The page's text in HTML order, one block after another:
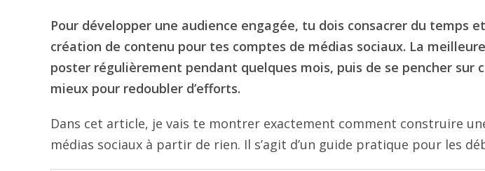
Pour développer une audience engagée, tu dois consacrer du temps
création de contenu pour tes comptes de médias sociaux. La
poster régulièrement pendant quelques mois, puis de se pencher sur
mieux pour redoubler d’efforts.
Dans cet article, je vais te montrer exactement comment construire
médias sociaux à partir de rien. Il s’agit d’un guide pratique pour les